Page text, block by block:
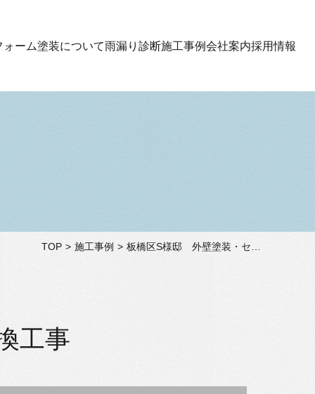
ォーム塗装について雨漏り診断施工事例会社案内採用情報
TOP 施工事例
工事